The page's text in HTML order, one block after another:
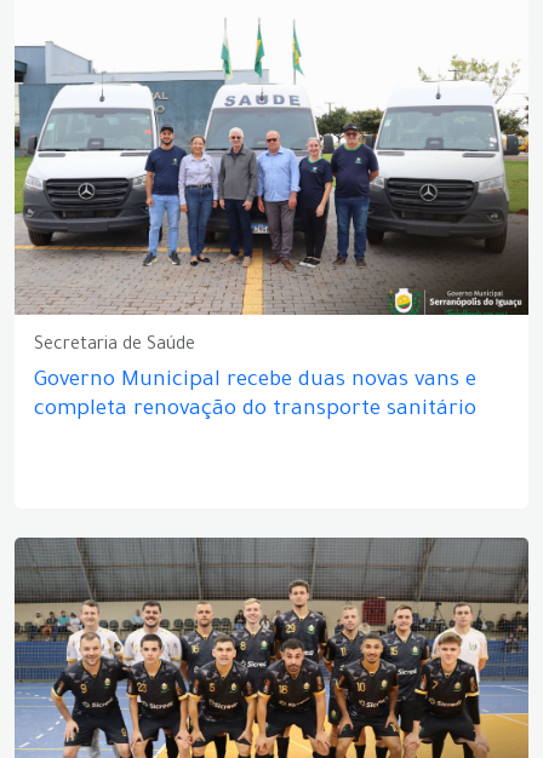
Secretaria de Saúde
Governo Municipal recebe duas novas vans e
completa renovação do transporte sanitário